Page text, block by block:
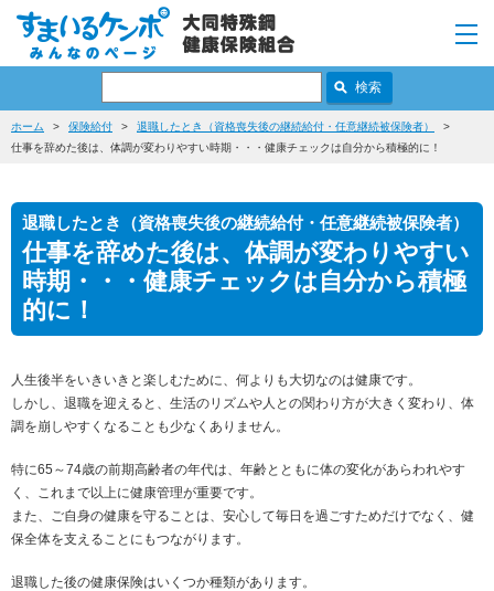
ホーム 保険給付
退職したとき（資格喪失後の継続給付・任意継続被保険者）
仕事を辞めた後は、体調が変わりやすい時期・・・健康チェックは自分から積極的に！
退職したとき（資格喪失後の継続給付・任意継続被保険者）
仕事を辞めた後は、体調が変わりやすい
時期・・・健康チェックは自分から積極
的に！
人生後半をいきいきと楽しむために、何よりも大切なのは健康です。
しかし、退職を迎えると、生活のリズムや人との関わり方が大きく変わり、体
調を崩しやすくなることも少なくありません。
特に65～74歳の前期高齢者の年代は、年齢とともに体の変化があらわれやす
く、これまで以上に健康管理が重要です。
また、ご自身の健康を守ることは、安心して毎日を過ごすためだけでなく、健
保全体を支えることにもつながります。
退職した後の健康保険はいくつか種類があります。